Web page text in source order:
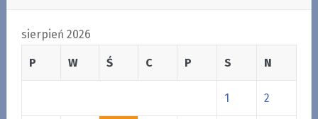
sierpień 2026
P W Ś C P S N
1 2